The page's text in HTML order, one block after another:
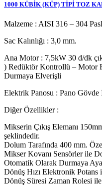
1000 KÜBİK (KÜP) TİPİ TOZ
Malzeme : AISI 316 – 304
Sac Kalınlığı : 3,0 mm.
Ana Motor : 7,5kW 30 d/dk
) Redüktör Kontrollü – Motor
Durmaya Elverişli
Elektrik Panosu : Pano Gövde
Diğer Özellikler :
Mikserin Çıkış Elemanı
şeklindedir.
Dolum Tarafında 400 mm.
Mikser Kovanı Sensörler ile
Otomatik Olarak Durmaya
Dönüş Hızı Elektronik
Dönüş Süresi Zaman Rolesi